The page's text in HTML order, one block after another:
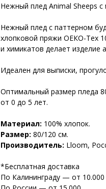
Нежный плед Animal Sheeps
Нежный плед с паттерном
хлопковой пряжи ОЕКО-Тех
и химикатов делает
Идеален для выписки,
Оптимальный размер пледа
от 0 до 5 лет.
Материал: 100% хлопок.
Размер: 80/120 см.
Производитель: Lloom,
*Бесплатная доставка
По Калининграду — от 10.000